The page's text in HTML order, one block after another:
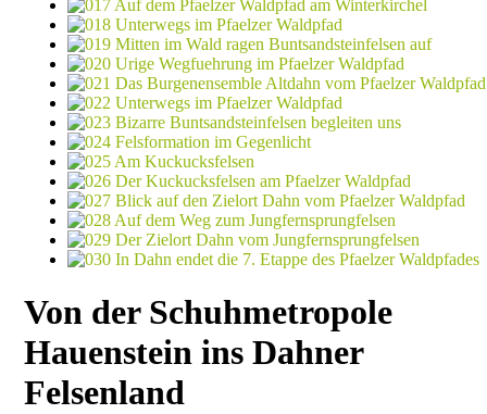
Von der Schuhmetropole
Hauenstein ins Dahner
Felsenland